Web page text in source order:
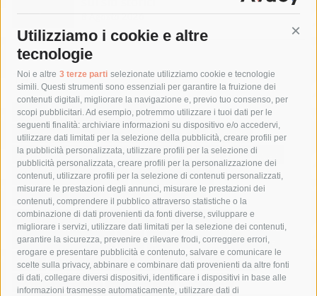
Utilizziamo i cookie e altre
tecnologie
Noi e altre 3 terze parti selezionate utilizziamo cookie e tecnologie
simili. Questi strumenti sono essenziali per garantire la fruizione dei
contenuti digitali, migliorare la navigazione e, previo tuo consenso, per
scopi pubblicitari. Ad esempio, potremmo utilizzare i tuoi dati per le
seguenti finalità: archiviare informazioni su dispositivo e/o accedervi,
utilizzare dati limitati per la selezione della pubblicità, creare profili per
la pubblicità personalizzata, utilizzare profili per la selezione di
pubblicità personalizzata, creare profili per la personalizzazione dei
contenuti, utilizzare profili per la selezione di contenuti personalizzati,
misurare le prestazioni degli annunci, misurare le prestazioni dei
contenuti, comprendere il pubblico attraverso statistiche o la
combinazione di dati provenienti da fonti diverse, sviluppare e
migliorare i servizi, utilizzare dati limitati per la selezione dei contenuti,
garantire la sicurezza, prevenire e rilevare frodi, correggere errori,
erogare e presentare pubblicità e contenuto, salvare e comunicare le
scelte sulla privacy, abbinare e combinare dati provenienti da altre fonti
di dati, collegare diversi dispositivi, identificare i dispositivi in base alle
informazioni trasmesse automaticamente, utilizzare dati di
8 Agosto 2026
Tag
acqua allerta meteo
anas
area marina protetta di punta campanella
arresto
Asl Napoli 3 sud
capitaneria di porto capri
carabinieri
castellammare di stabia
circumvesuviana
comune di sorrento
concerto
contagi
costiera amalfitana
covid-19 eav
elezioni
fondazione sorrento
gori guardia costiera
incidente
lavori
lorenzo balducelli mare
massa lubrense
massimo coppola
Meta napoli
ordinanza